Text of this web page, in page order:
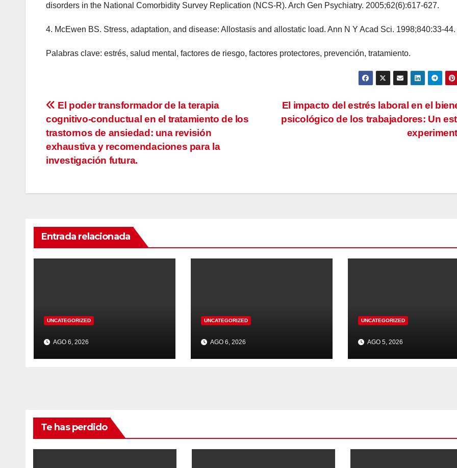
disorders in the National Comorbidity Survey Replication (NCS-R). Arch Gen Psychiatry. 2005;62(6):617-627.
4. McEwen BS. Stress, adaptation, and disease: Allostasis and allostatic load. Ann N Y Acad Sci. 1998;840:33-44.
Palabras clave: estrés, salud mental, factores de riesgo, factores protectores, prevención, tratamiento.
Navegación
de
entradas
El impacto del estrés laboral en el
psicológico de los trabajadores: Un
El poder transformador de la terapia
cognitivo-conductual en el tratamiento de los
trastornos de ansiedad: una revisión
exhaustiva y recomendaciones para la
investigación futura.
Entrada relacionada
UNCATEGORIZED
AGO 6, 2026
UNCATEGORIZED
AGO 6, 2026
UNCATEGORIZED
AGO 5, 2026
Te has perdido